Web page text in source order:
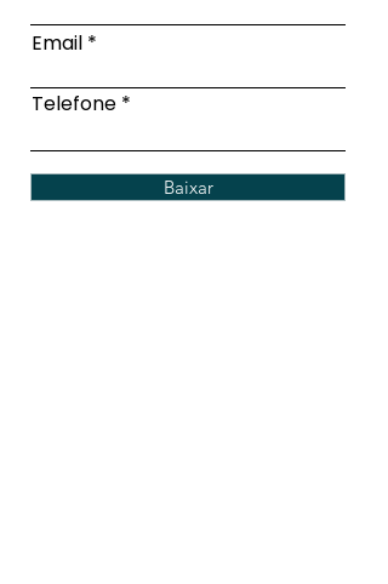
Email
Telefone
Baixar